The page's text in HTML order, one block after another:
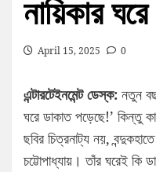
নায়িকার
April 15, 2025 0
এন্টারটেইনমেন্ট ডেস্ক: নতুন
ঘরে ডাকাত পড়েছে!’ কিন্তু
ছবির চিত্রনাট্য নয়,
চট্টোপাধ্যায়। তাঁর ঘরেই কি